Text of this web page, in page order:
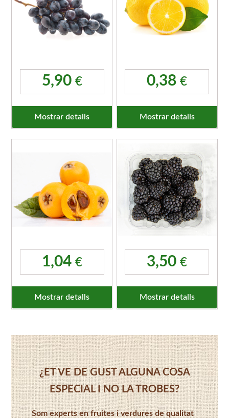
5,90 €
Mostrar detalls
0,38€
Mostrar detalls
1,04 €
Mostrar detalls
3,50€
Mostrar detalls
¿ET VE DE GUST ALGUNA COSA
ESPECIAL I NO LA TROBES?
Som experts en fruites i verdures de qualitat